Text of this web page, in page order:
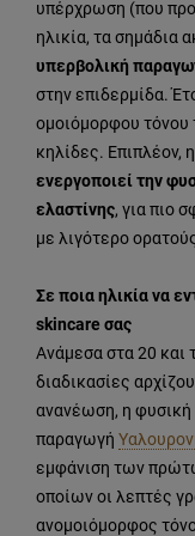
υπέρχρωση (που
ηλικία, τα σημάδια
υπερβολική
στην επιδερμίδα.
ομοιόμορφου τόνου
κηλίδες. Επιπλέον,
ενεργοποιεί την
ελαστίνης, για πιο
με λιγότερο
Σε ποια ηλικία να
skincare σας
Ανάμεσα στα 20 και
διαδικασίες
ανανέωση, η
παραγωγή
εμφάνιση των
οποίων οι λεπτές
ανομοιόμορφος